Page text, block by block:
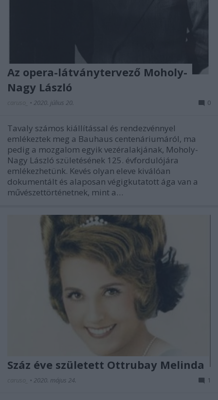
Az opera-látványtervező Moholy-
Nagy László
caruso_ • 2020. július 20. 0
Tavaly számos kiállítással és rendezvénnyel
emlékeztek meg a Bauhaus centenáriumáról, ma
pedig a mozgalom egyik vezéralakjának, Moholy-
Nagy László születésének 125. évfordulójára
emlékezhetünk. Kevés olyan eleve kiválóan
dokumentált és alaposan végigkutatott ága van a
művészettörténetnek, mint a…
Száz éve született Ottrubay Melinda
caruso_ • 2020. május 24. 1